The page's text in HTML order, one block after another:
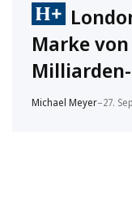
Marke von
Michael Meyer–27.